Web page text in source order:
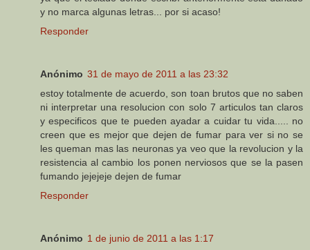
y no marca algunas letras... por si acaso!
Responder
Anónimo 31 de mayo de 2011 a las 23:32
estoy totalmente de acuerdo, son toan brutos que no saben
ni interpretar una resolucion con solo 7 articulos tan claros
y especificos que te pueden ayadar a cuidar tu vida..... no
creen que es mejor que dejen de fumar para ver si no se
les queman mas las neuronas ya veo que la revolucion y la
resistencia al cambio los ponen nerviosos que se la pasen
fumando jejejeje dejen de fumar
Responder
Anónimo 1 de junio de 2011 a las 1:17